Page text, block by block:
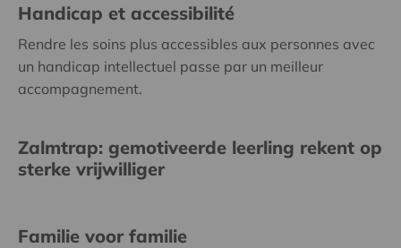
Handicap et accessibilité
Rendre les soins plus accessibles aux personnes avec
un handicap intellectuel passe par un meilleur
accompagnement.
Zalmtrap: gemotiveerde leerling rekent op
sterke vrijwilliger
Familie voor familie